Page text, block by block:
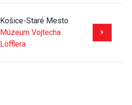
Košice-Staré Mesto
Múzeum Vojtecha
Löfflera